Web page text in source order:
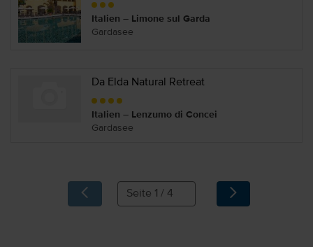
Italien – Limone sul Garda
Gardasee
Da Elda Natural Retreat
Italien – Lenzumo di Concei
Gardasee